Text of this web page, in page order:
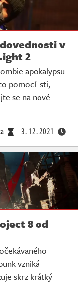
v
2
apokalypsu
pomocí lsti,
se na nové
3. 12. 2021
8 od
vzniká
skrz krátký